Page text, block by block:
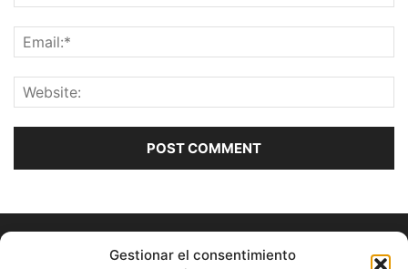
Gestionar el consentimiento